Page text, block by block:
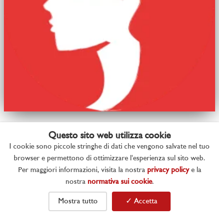
La Bella ‘Mbriana... tra storia e
leggenda!
Lunedì 20 Giugno 2022 22:26
Oggi vi parliamo dell’antica leggenda della Bella
Questo sito web utilizza cookie
I cookie sono piccole stringhe di dati che vengono salvate nel tuo
browser e permettono di ottimizzare l'esperienza sul sito web.
Per maggiori informazioni, visita la nostra privacy policye la
nostra normativa sui cookie.
Mostra tutto ✓ Accetta